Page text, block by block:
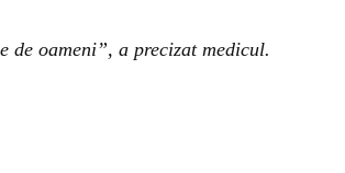
de oameni”, a precizat medicul.